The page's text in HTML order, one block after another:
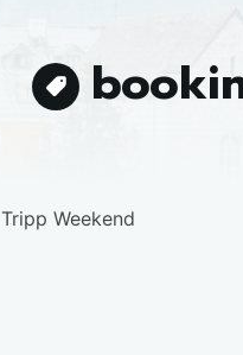
Tripp Weekend